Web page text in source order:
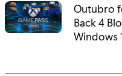
Outubro
Back 4
Windows